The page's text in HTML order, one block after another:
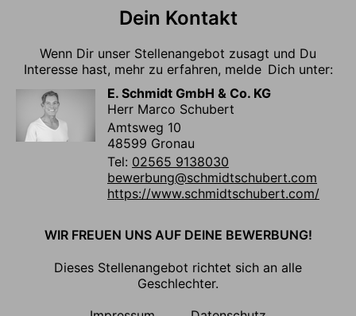
Dein Kontakt
Wenn Dir unser Stellenangebot zusagt und Du
Interesse hast, mehr zu erfahren, melde Dich unter:
E. Schmidt GmbH & Co. KG
Herr Marco Schubert
Amtsweg 10
48599 Gronau
Tel: 02565 9138030
bewerbung@schmidtschubert.com
https://www.schmidtschubert.com/
WIR FREUEN UNS AUF DEINE BEWERBUNG!
Dieses Stellenangebot richtet sich an alle
Geschlechter.